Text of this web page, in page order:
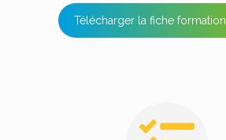
Télécharger la fiche formation